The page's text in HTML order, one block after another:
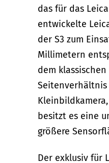
das für das
entwickelte
der S3 zum
Millimetern
dem klassischen
besitzt es eine
größere
Der exklusiv für